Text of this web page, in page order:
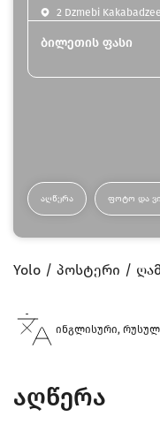
2 Dzmebi
ბილეთის ფასი
ᲐᲦᲬᲔᲠᲐ ᲤᲝᲢᲝ ᲓᲐ
Yolo პოსტერი
ინგლისური,
აღწერა